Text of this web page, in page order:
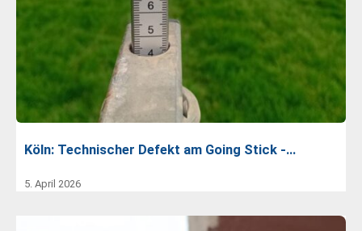
Köln: Technischer Defekt am Going Stick -…
5. April 2026